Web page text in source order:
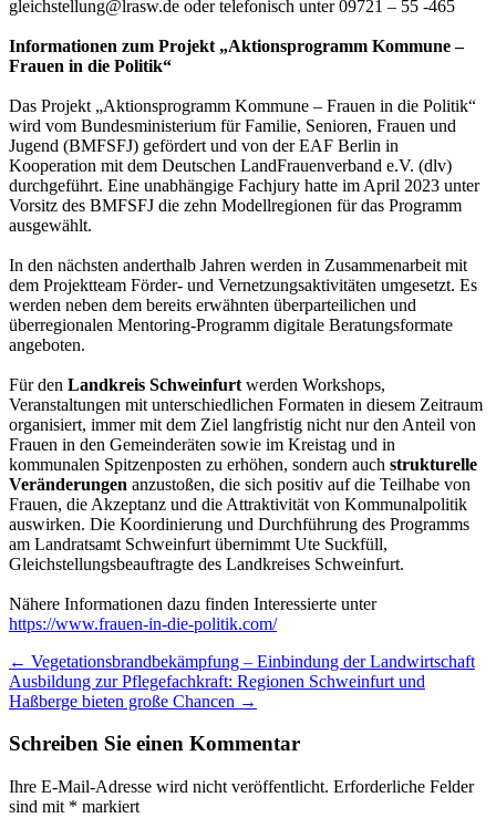
gleichstellung@lrasw.de oder telefonisch unter 09721 – 55 -465
Informationen zum Projekt „Aktionsprogramm Kommune –
Frauen in die Politik“
Das Projekt „Aktionsprogramm Kommune – Frauen in die Politik“
wird vom Bundesministerium für Familie, Senioren, Frauen und
Jugend (BMFSFJ) gefördert und von der EAF Berlin in
Kooperation mit dem Deutschen LandFrauenverband e.V. (dlv)
durchgeführt. Eine unabhängige Fachjury hatte im April 2023 unter
Vorsitz des BMFSFJ die zehn Modellregionen für das Programm
ausgewählt.
In den nächsten anderthalb Jahren werden in Zusammenarbeit mit
dem Projektteam Förder- und Vernetzungsaktivitäten umgesetzt. Es
werden neben dem bereits erwähnten überparteilichen und
überregionalen Mentoring-Programm digitale Beratungsformate
angeboten.
Für den Landkreis Schweinfurt werden Workshops,
Veranstaltungen mit unterschiedlichen Formaten in diesem Zeitraum
organisiert, immer mit dem Ziel langfristig nicht nur den Anteil von
Frauen in den Gemeinderäten sowie im Kreistag und in
kommunalen Spitzenposten zu erhöhen, sondern auch strukturelle
Veränderungen anzustoßen, die sich positiv auf die Teilhabe von
Frauen, die Akzeptanz und die Attraktivität von Kommunalpolitik
auswirken. Die Koordinierung und Durchführung des Programms
am Landratsamt Schweinfurt übernimmt Ute Suckfüll,
Gleichstellungsbeauftragte des Landkreises Schweinfurt.
Nähere Informationen dazu finden Interessierte unter
https://www.frauen-in-die-politik.com/
Post
navigation
← Vegetationsbrandbekämpfung – Einbindung der Landwirtschaft
Ausbildung zur Pflegefachkraft: Regionen Schweinfurt und
Haßberge bieten große Chancen →
Schreiben Sie einen Kommentar
Ihre E-Mail-Adresse wird nicht veröffentlicht. Erforderliche Felder
sind mit * markiert